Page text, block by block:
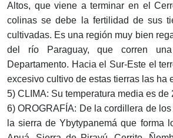
Altos, que viene a terminar en el
colinas se debe la fertilidad de sus
cultivadas. Es una región muy bien
del río Paraguay, que corren
Departamento. Hacia el Sur-Este el
excesivo cultivo de estas tierras las ha
5) CLIMA: Su temperatura media es de
6) OROGRAFÍA: De la cordillera de
la sierra de Ybytypanemá que forma